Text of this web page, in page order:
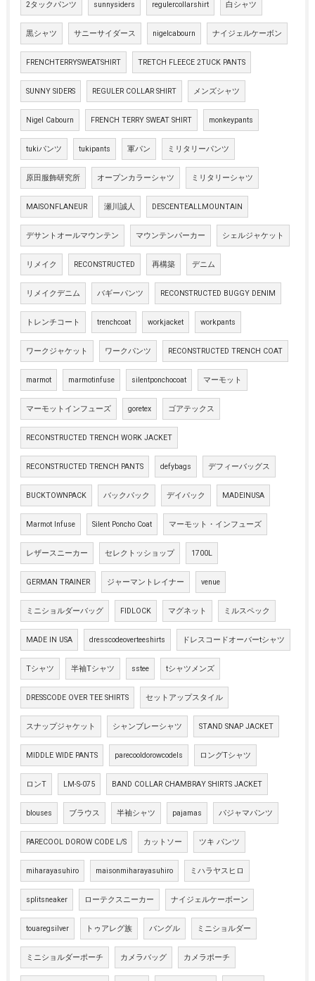
2タックパンツ sunnysiders regulercollarshirt 白シャツ
黒シャツ サニーサイダース nigelcabourn ナイジェルケーボン
FRENCHTERRYSWEATSHIRT TRETCH FLEECE 2TUCK PANTS
SUNNY SIDERS REGULER COLLAR SHIRT メンズシャツ
Nigel Cabourn FRENCH TERRY SWEAT SHIRT monkeypants
tukiパンツ tukipants 軍パン ミリタリーパンツ
原田服飾研究所 オープンカラーシャツ ミリタリーシャツ
MAISONFLANEUR 瀬川誠人 DESCENTEALLMOUNTAIN
デサントオールマウンテン マウンテンパーカー シェルジャケット
リメイク RECONSTRUCTED 再構築 デニム
リメイクデニム バギーパンツ RECONSTRUCTED BUGGY DENIM
トレンチコート trenchcoat workjacket workpants
ワークジャケット ワークパンツ RECONSTRUCTED TRENCH COAT
marmot marmotinfuse silentponchocoat マーモット
マーモットインフューズ goretex ゴアテックス
RECONSTRUCTED TRENCH WORK JACKET
RECONSTRUCTED TRENCH PANTS defybags デフィーバッグス
BUCKTOWNPACK バックパック デイパック MADEINUSA
Marmot Infuse Silent Poncho Coat マーモット・インフューズ
レザースニーカー セレクトッショップ 1700L
GERMAN TRAINER ジャーマントレイナー venue
ミニショルダーバッグ FIDLOCK マグネット ミルスペック
MADE IN USA dresscodeoverteeshirts ドレスコードオーバーtシャツ
Tシャツ 半袖Tシャツ sstee tシャツメンズ
DRESSCODE OVER TEE SHIRTS セットアップスタイル
スナップジャケット シャンブレーシャツ STAND SNAP JACKET
MIDDLE WIDE PANTS parecooldorowcodels ロングTシャツ
ロンT LM-S-075 BAND COLLAR CHAMBRAY SHIRTS JACKET
blouses ブラウス 半袖シャツ pajamas パジャマパンツ
PARECOOL DOROW CODE L/S カットソー ツキ パンツ
miharayasuhiro maisonmiharayasuhiro ミハラヤスヒロ
splitsneaker ローテクスニーカー ナイジェルケーボーン
touaregsilver トゥアレグ族 バングル ミニショルダー
ミニショルダーポーチ カメラバッグ カメラポーチ